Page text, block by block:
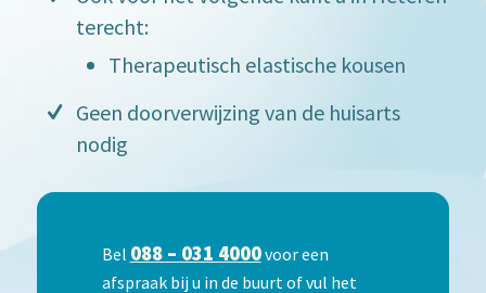
terecht:
Therapeutisch elastische kousen
Geen doorverwijzing van de huisarts
nodig
Bel 088 – 031 4000voor een
afspraak bij u in de buurt of vul het